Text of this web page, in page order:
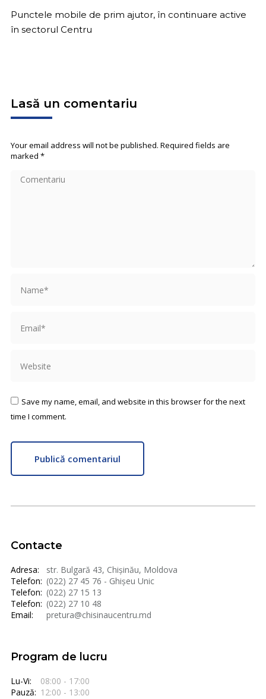
Punctele mobile de prim ajutor, în continuare active
în sectorul Centru
Lasă un comentariu
Your email address will not be published. Required fields are
marked *
Comentariu
Save my name, email, and website in this browser for the next
time I comment.
Publică comentariul
Contacte
Adresa:
str. Bulgară 43, Chișinău, Moldova
Telefon: (022) 27 45 76 - Ghișeu Unic
Telefon: (022) 27 15 13
Telefon: (022) 27 10 48
Email:
pretura@chisinaucentru.md
Program de lucru
Lu-Vi:
08:00 - 17:00
Pauză: 12:00 - 13:00